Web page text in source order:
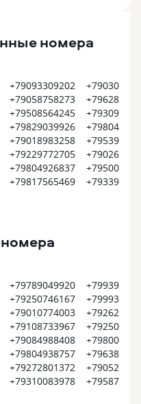
номера
+79093309202
+79058758273
+79508564245
+79829039926
+79018983258
+79229772705
+79804926837
+79817565469
+79789049920
+79250746167
+79010774003
+79108733967
+79084988408
+79804938757
+79272801372
+79310083978